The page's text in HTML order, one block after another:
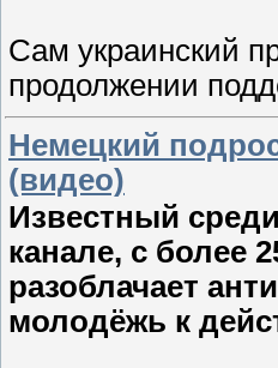
Сам украинский
продолжении
Немецкий
(видео)
Известный
канале, с более
разоблачает
молодёжь к